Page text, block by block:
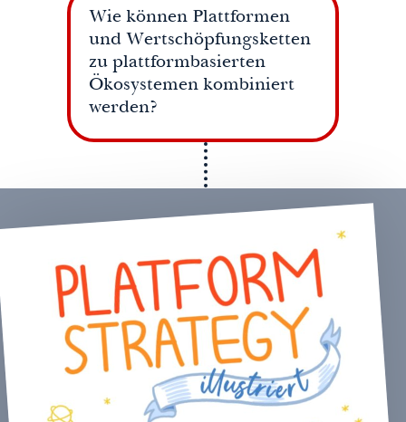
Wie können Plattformen
und Wertschöpfungsketten
zu plattformbasierten
Ökosystemen kombiniert
werden?